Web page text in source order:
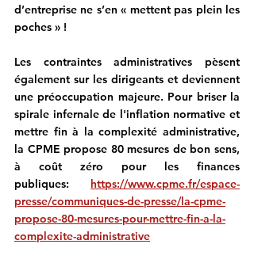
d’entreprise ne s’en « mettent pas plein les
poches » !
Les contraintes administratives pèsent
également sur les dirigeants et deviennent
une préoccupation majeure. Pour briser la
spirale infernale de l'inflation normative et
mettre fin à la complexité administrative,
la CPME propose 80 mesures de bon sens,
à coût zéro pour les finances
publiques:
https://www.cpme.fr/espace-
presse/communiques-de-presse/la-cpme-
propose-80-mesures-pour-mettre-fin-a-la-
complexite-administrative